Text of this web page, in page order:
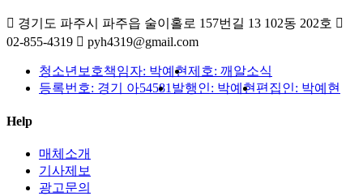
경기도 파주시 파주읍 술이홀로 157번길 13 102동 202호
02-855-4319
pyh4319@gmail.com
청소년보호책임자: 박예현제호: 깨알소식
등록번호: 경기 아54581 발행인: 박예현 편집인: 박예현
Help
매체소개
기사제보
광고문의